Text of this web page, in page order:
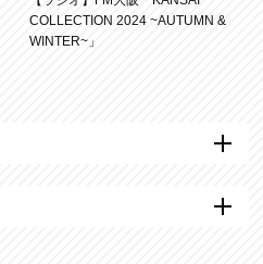
COLLECTION 2024 ~AUTUMN &
WINTER~」